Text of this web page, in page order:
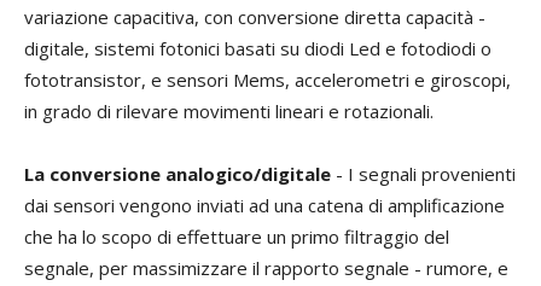
variazione capacitiva, con conversione diretta capacità -
digitale, sistemi fotonici basati su diodi Led e fotodiodi o
fototransistor, e sensori Mems, accelerometri e giroscopi,
in grado di rilevare movimenti lineari e rotazionali.
La conversione analogico/digitale - I segnali provenienti
dai sensori vengono inviati ad una catena di amplificazione
che ha lo scopo di effettuare un primo filtraggio del
segnale, per massimizzare il rapporto segnale - rumore, e